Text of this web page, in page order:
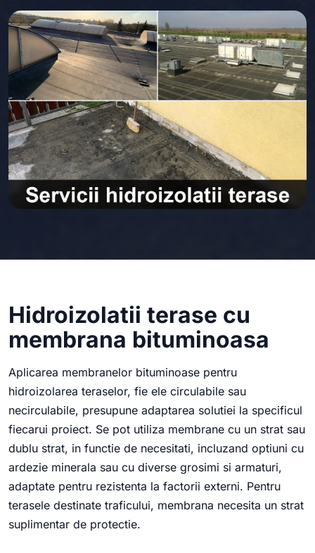
Hidroizolatii terase cu
membrana bituminoasa
Aplicarea membranelor bituminoase pentru
hidroizolarea teraselor, fie ele circulabile sau
necirculabile, presupune adaptarea solutiei la specificul
fiecarui proiect. Se pot utiliza membrane cu un strat sau
dublu strat, in functie de necesitati, incluzand optiuni cu
ardezie minerala sau cu diverse grosimi si armaturi,
adaptate pentru rezistenta la factorii externi. Pentru
terasele destinate traficului, membrana necesita un strat
suplimentar de protectie.